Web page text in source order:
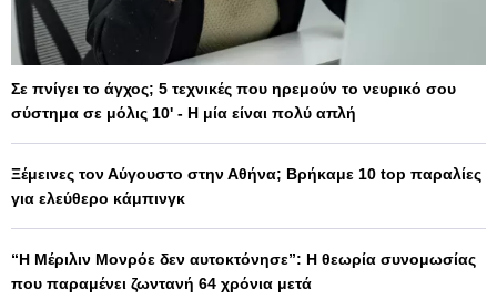
Σε πνίγει το άγχος; 5 τεχνικές που ηρεμούν το νευρικό σου
σύστημα σε μόλις 10' - Η μία είναι πολύ απλή
Ξέμεινες τον Αύγουστο στην Αθήνα; Βρήκαμε 10 top παραλίες
για ελεύθερο κάμπινγκ
“Η Μέριλιν Μονρόε δεν αυτοκτόνησε”: Η θεωρία συνομωσίας
που παραμένει ζωντανή 64 χρόνια μετά